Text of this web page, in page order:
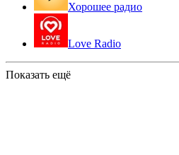
Хорошее радио
Love Radio
Показать ещё